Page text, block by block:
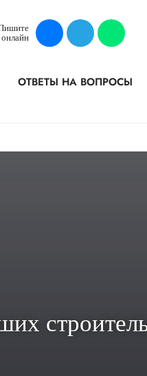
ОТВЕТЫ НА ВОПРОСЫ